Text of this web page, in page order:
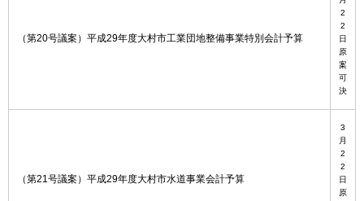
（第20号議案）平成29年度大村市工業団地整備事業特別会計予算
2
2
日
原
案
可
決
（第21号議案）平成29年度大村市水道事業会計予算
3
月
2
2
日
原